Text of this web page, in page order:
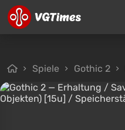
Spiele Gothic 2